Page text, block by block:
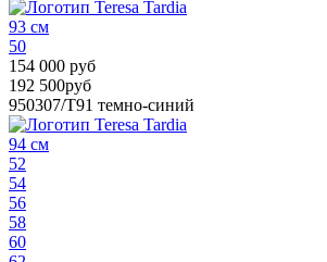
93 см
50
154 000 руб
192 500руб
950307/T91 темно-синий
94 см
52
54
56
58
60